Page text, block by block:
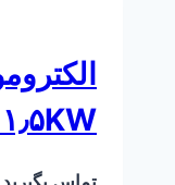
۱٫۵KW دور ۳۰۰۰